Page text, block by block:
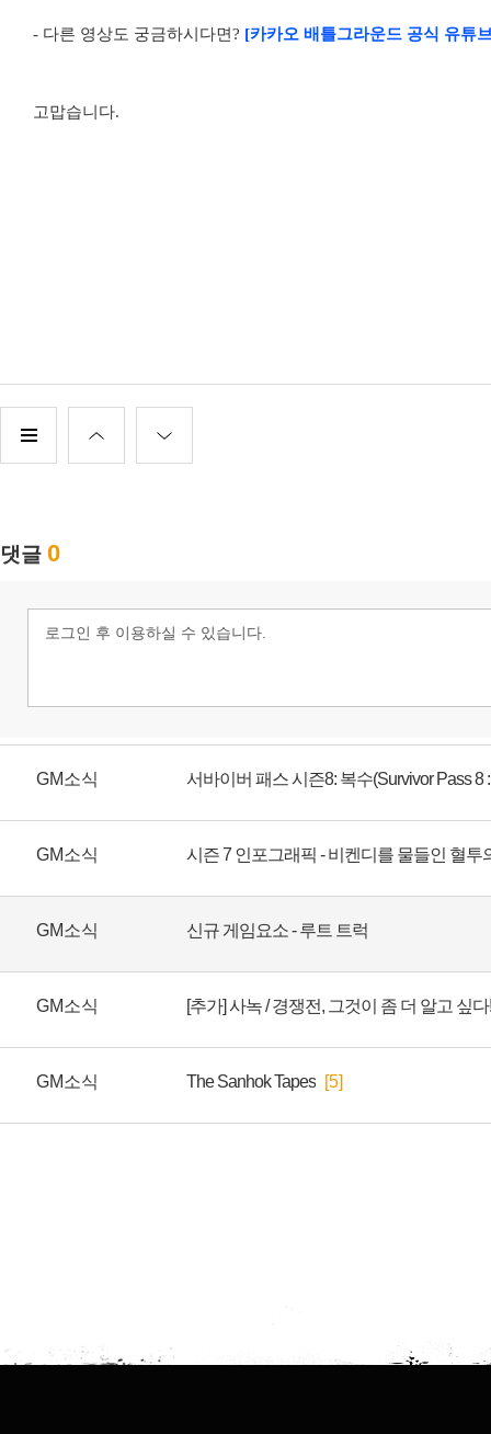
- 다른 영상도 궁금하시다면? [카카오 배틀그라운드 공식 유튜
고맙습니다.
GM소식 서바이버 패스 시즌8: 복수(Survivor Pass 8
GM소식 시즌 7 인포그래픽 - 비켄디를 물들인 혈투
GM소식 신규 게임요소 - 루트 트럭
GM소식 [추가] 사녹 / 경쟁전, 그것이 좀 더 알고 싶다!
GM소식 The Sanhok Tapes [5]